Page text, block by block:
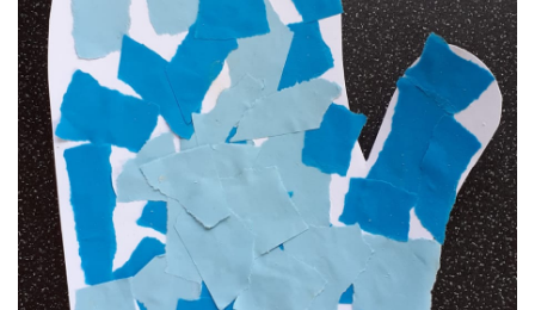
VZDĚLÁVACÍ BLOK ŘÍJEN
VZDĚLÁVACÍ BLOK LISTOPAD
VZDĚLÁVACÍ BLOK PROSINEC
VZDĚLÁVACÍ BLOK LEDEN